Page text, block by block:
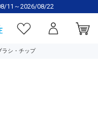
11～2026/08/22
ラシ・チップ